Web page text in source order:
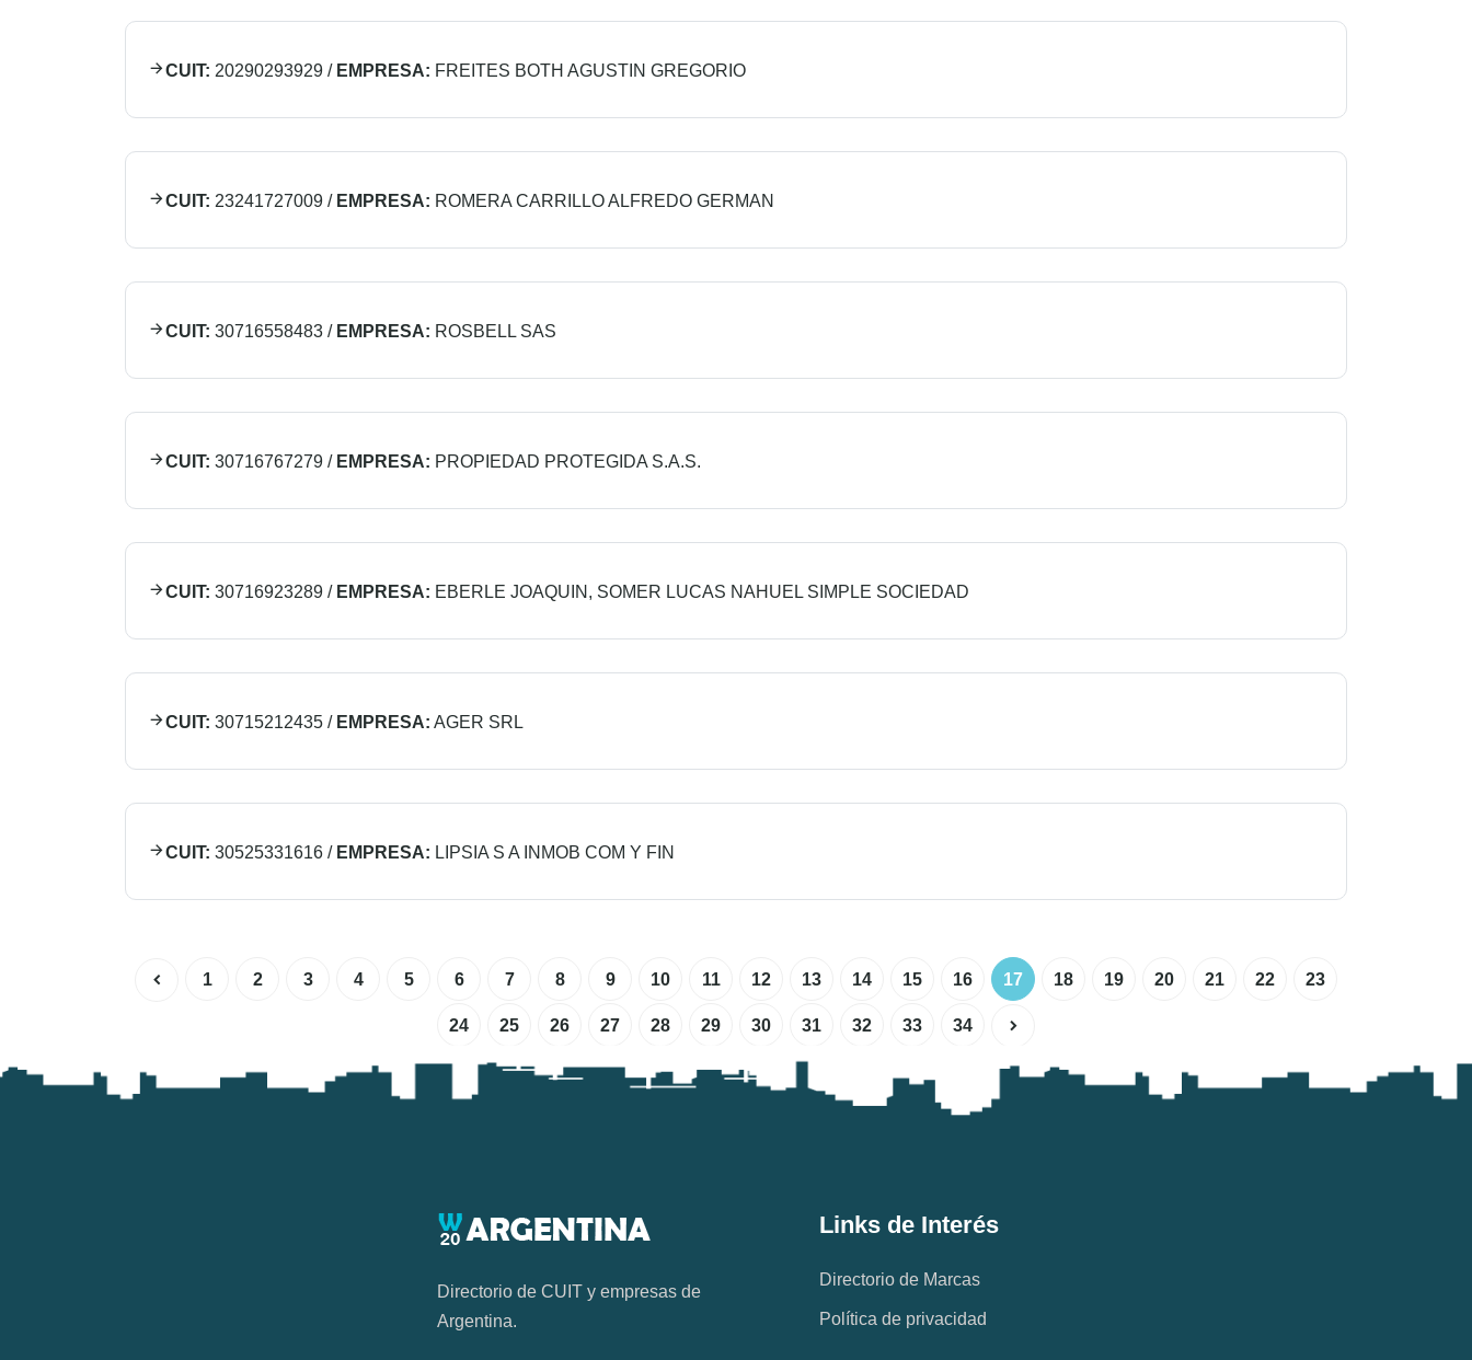
CUIT: 20290293929 / EMPRESA: FREITES BOTH AGUSTIN GREGORIO
CUIT: 23241727009 / EMPRESA: ROMERA CARRILLO ALFREDO GERMAN
CUIT: 30716558483 / EMPRESA: ROSBELL SAS
CUIT: 30716767279 / EMPRESA: PROPIEDAD PROTEGIDA S.A.S.
CUIT: 30716923289 / EMPRESA: EBERLE JOAQUIN, SOMER LUCAS NAHUEL SIMPLE SOCIEDAD
CUIT: 30715212435 / EMPRESA: AGER SRL
CUIT: 30525331616 / EMPRESA: LIPSIA S A INMOB COM Y FIN
1 2 3 4 5 6 7 8 9 10 11 12 13 14 15 16 17 18 19 20 21 22 23
24 25 26 27 28 29 30 31 32 33 34
Directorio de CUIT y empresas de
Argentina.
Links de Interés
Directorio de Marcas
Política de privacidad